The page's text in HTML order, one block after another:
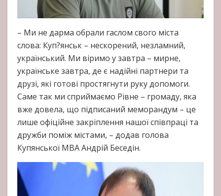
– Ми не дарма обрали гаслом свого міста
слова: Куп?янськ – нескорений, незламний,
український. Ми віримо у завтра – мирне,
українське завтра, де є надійні партнери та
друзі, які готові простягнути руку допомоги.
Саме так ми сприймаємо Рівне – громаду, яка
вже довела, що підписаний меморандум – це
лише офіційне закріплення нашої співпраці та
дружби поміж містами, – додав голова
Купянської МВА Андрій Беседін.